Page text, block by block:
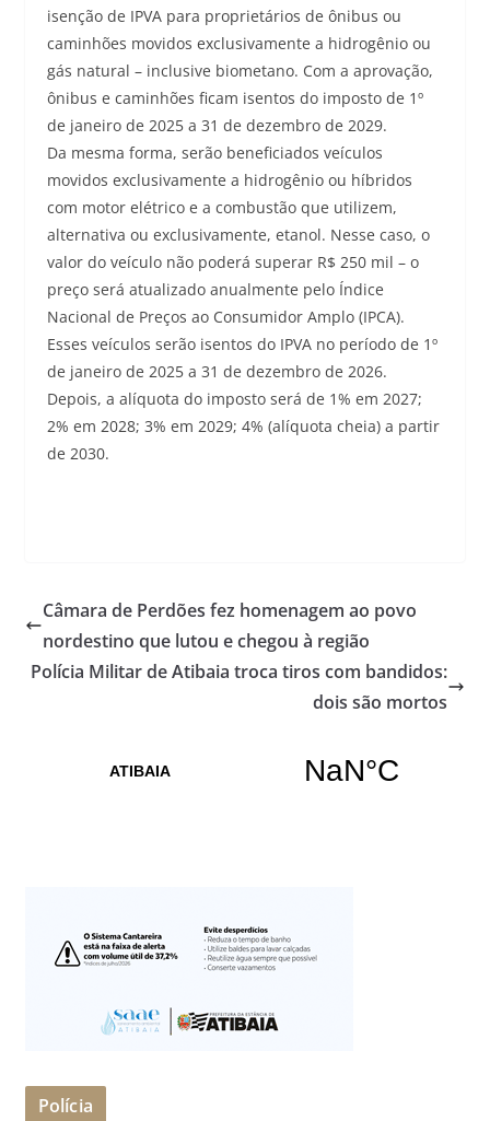
isenção de IPVA para proprietários de ônibus ou
caminhões movidos exclusivamente a hidrogênio ou
gás natural – inclusive biometano. Com a aprovação,
ônibus e caminhões ficam isentos do imposto de 1º
de janeiro de 2025 a 31 de dezembro de 2029.
Da mesma forma, serão beneficiados veículos
movidos exclusivamente a hidrogênio ou híbridos
com motor elétrico e a combustão que utilizem,
alternativa ou exclusivamente, etanol. Nesse caso, o
valor do veículo não poderá superar R$ 250 mil – o
preço será atualizado anualmente pelo Índice
Nacional de Preços ao Consumidor Amplo (IPCA).
Esses veículos serão isentos do IPVA no período de 1º
de janeiro de 2025 a 31 de dezembro de 2026.
Depois, a alíquota do imposto será de 1% em 2027;
2% em 2028; 3% em 2029; 4% (alíquota cheia) a partir
de 2030.
Câmara de Perdões fez homenagem ao povo
nordestino que lutou e chegou à região
Polícia Militar de Atibaia troca tiros com bandidos:
dois são mortos
Polícia